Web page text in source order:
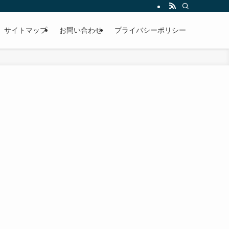
サイトマップ お問い合わせ プライバシーポリシー